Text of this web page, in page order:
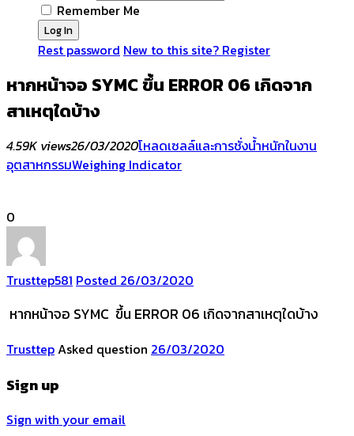
Remember Me
Rest password New to this site? Register
หากหน้าจอ SYMC ขึ้น ERROR 06 เกิดจาก
สาเหตุใดบ้าง
4.59K views26/03/2020โหลดเซลล์และการชั่งน้ำหนักในงาน
อุตสาหกรรมWeighing Indicator
0
Trusttep581 Posted 26/03/2020
หากหน้าจอ SYMC ขึ้น ERROR 06 เกิดจากสาเหตุใดบ้าง
TrusttepAsked question 26/03/2020
Sign up
Sign with your email